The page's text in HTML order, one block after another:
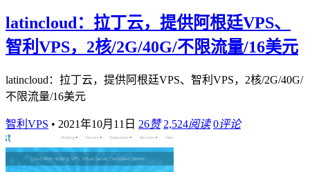
latincloud：拉丁云，提供阿根廷VPS、
智利VPS，2核/2G/40G/不限流量/16美元
latincloud：拉丁云，提供阿根廷VPS、智利VPS，2核/2G/40G/
不限流量/16美元
智利VPS • 2021年10月11日 26赞 2,524阅读 0评论